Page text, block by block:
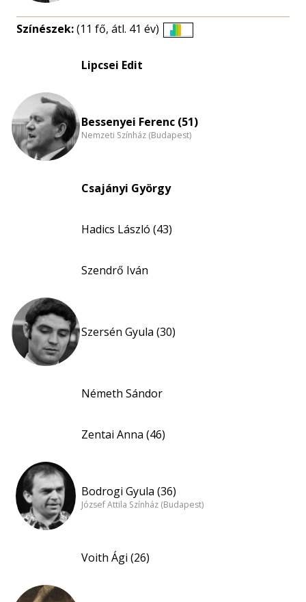
Színészek:(11 fő, átl. 41 év)
Lipcsei Edit
Bessenyei Ferenc (51)
Nemzeti Színház (Budapest)
Csajányi György
Hadics László (43)
Szendrő Iván
Szersén Gyula (30)
Németh Sándor
Zentai Anna (46)
Bodrogi Gyula (36)
József Attila Színház (Budapest)
Voith Ági (26)